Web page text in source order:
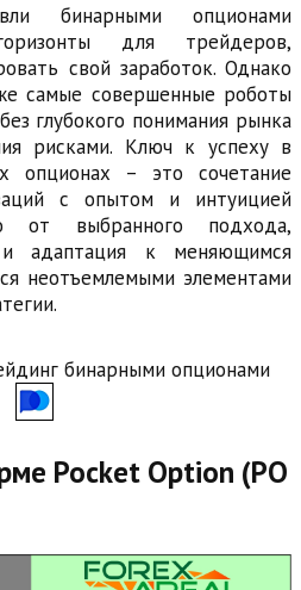
бинарными опционами
для трейдеров,
свой заработок. Однако
самые совершенные роботы
глубокого понимания рынка
рисками. Ключ к успеху в
опционах – это сочетание
с опытом и интуицией
от выбранного подхода,
и адаптация к меняющимся
неотъемлемыми элементами
бинарными опционами
Pocket Option (PO